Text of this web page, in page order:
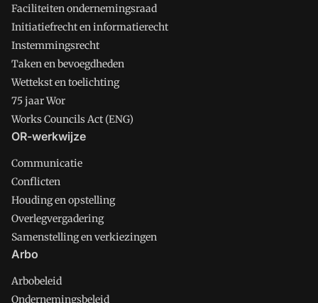
Faciliteiten ondernemingsraad
Initiatiefrecht en informatierecht
Instemmingsrecht
Taken en bevoegdheden
Wettekst en toelichting
75 jaar Wor
Works Councils Act (ENG)
OR-werkwijze
Communicatie
Conflicten
Houding en opstelling
Overlegvergadering
Samenstelling en verkiezingen
Arbo
Arbobeleid
Ondernemingsbeleid